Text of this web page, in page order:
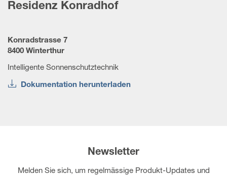
Residenz Konradhof
Konradstrasse 7
8400 Winterthur
Intelligente Sonnenschutztechnik
Dokumentation herunterladen
Newsletter
Melden Sie sich, um regelmässige Produkt-Updates und